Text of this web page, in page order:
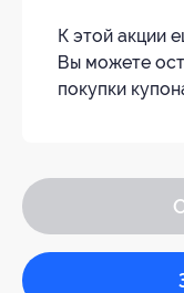
К этой акции
Вы можете
покупки